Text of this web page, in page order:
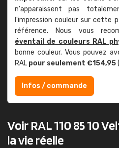
n'apparaissent pas
l'impression couleur sur cette
référence. Nous vous
éventail de couleurs RAL
bonne couleur. Vous pouvez
RAL pour seulement €154,95
Infos / commande
Voir RAL 110 85 10
la vie réelle